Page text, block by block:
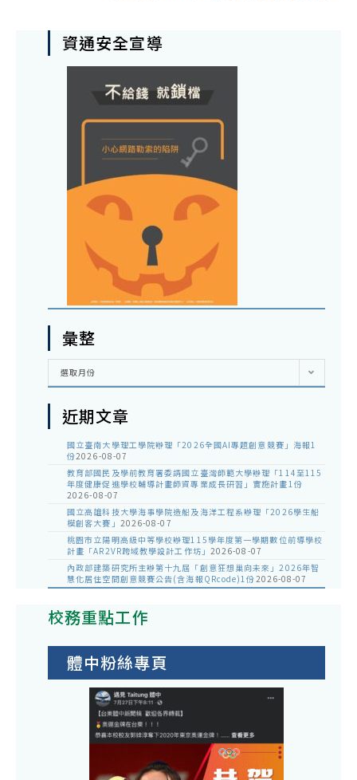
資通安全宣導
彙整
彙
選取月份
近期文章
國立臺南大學理工學院辦理「2026全國AI專題創意競賽」海報1
份2026-08-07
教育部國民及學前教育署委請國立臺灣師範大學辦理「114至115
年度健康促進學校輔導計畫師資專業成長研習」實施計畫1份
2026-08-07
國立高雄科技大學海事學院造船及海洋工程系辦理「2026學生船
模創客大賽」 2026-08-07
桃園市立陽明高級中等學校辦理115學年度第一學期數位前導學校
計畫「AR2VR跨域教學設計工作坊」 2026-08-07
內政部建築研究所主辦第十九屆「創意狂想巢向未來」2026年智
慧化居住空間創意競賽公告(含海報QRcode)1份2026-08-07
校務重點工作
體中粉絲專頁